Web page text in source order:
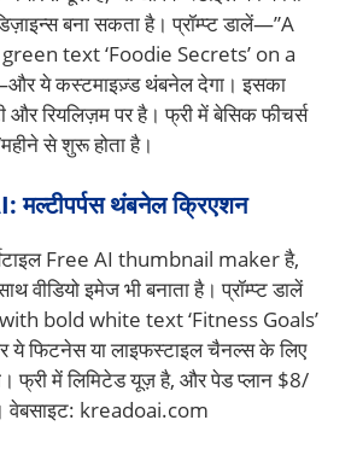
बना सकता है। प्रॉम्प्ट डालें—”A
text ‘Foodie Secrets’ on a
ये कस्टमाइज़्ड थंबनेल देगा। इसका
और रियलिज़म पर है। फ्री में बेसिक फीचर्स
से शुरू होता है।
थंबनेल क्रिएशन
Free AI thumbnail maker है,
वीडियो इमेज भी बनाता है। प्रॉम्प्ट डालें
bold white text ‘Fitness Goals’
फिटनेस या लाइफस्टाइल चैनल्स के लिए
फ्री में लिमिटेड यूज़ है, और पेड प्लान $8/
वेबसाइट: kreadoai.com